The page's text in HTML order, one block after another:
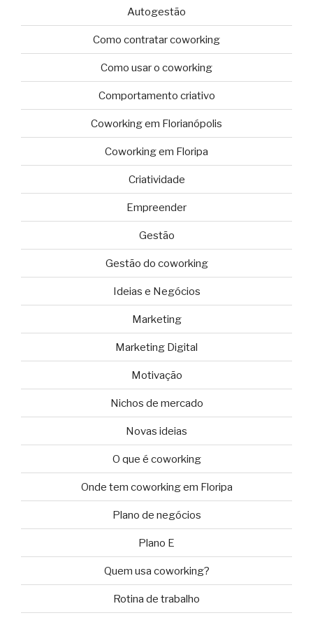
Autogestão
Como contratar coworking
Como usar o coworking
Comportamento criativo
Coworking em Florianópolis
Coworking em Floripa
Criatividade
Empreender
Gestão
Gestão do coworking
Ideias e Negócios
Marketing
Marketing Digital
Motivação
Nichos de mercado
Novas ideias
O que é coworking
Onde tem coworking em Floripa
Plano de negócios
Plano E
Quem usa coworking?
Rotina de trabalho